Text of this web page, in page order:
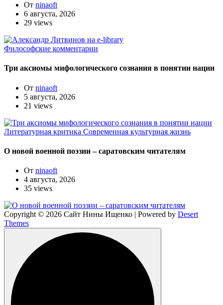
От ninaoft
6 августа, 2026
29 views
Философские комментарии
Три аксиомы мифологического сознания в понятии нации
От ninaoft
5 августа, 2026
21 views
Литературная критика Современная культурная жизнь
О новой военной поэзии – саратовским читателям
От ninaoft
4 августа, 2026
35 views
Copyright © 2026 Сайт Нины Ищенко | Powered by Desert
Themes